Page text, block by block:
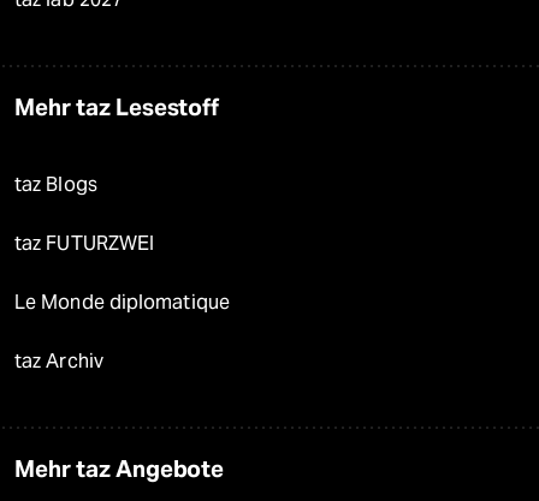
Mehr taz Lesestoff
taz Blogs
taz FUTURZWEI
Le Monde diplomatique
taz Archiv
Mehr taz Angebote